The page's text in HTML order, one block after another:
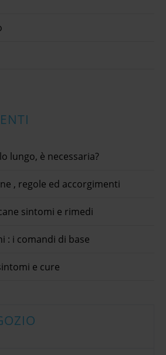
lungo, è necessaria?
, regole ed accorgimenti
sintomi e rimedi
: i comandi di base
e cure